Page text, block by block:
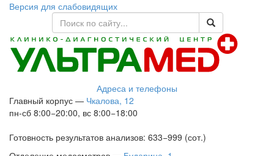
Версия для слабовидящих
Адреса и телефоны
Главный корпус — Чкалова, 12
пн-сб 8:00−20:00, вс 8:00−18:00
Готовность результатов анализов: 633−999 (сот.)